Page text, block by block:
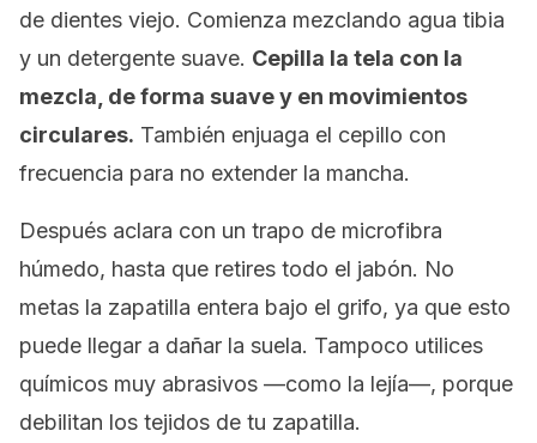
de dientes viejo. Comienza mezclando agua tibia
y un detergente suave. Cepilla la tela con la
mezcla, de forma suave y en movimientos
circulares. También enjuaga el cepillo con
frecuencia para no extender la mancha.
Después aclara con un trapo de microfibra
húmedo, hasta que retires todo el jabón. No
metas la zapatilla entera bajo el grifo, ya que esto
puede llegar a dañar la suela. Tampoco utilices
químicos muy abrasivos —como la lejía—, porque
debilitan los tejidos de tu zapatilla.